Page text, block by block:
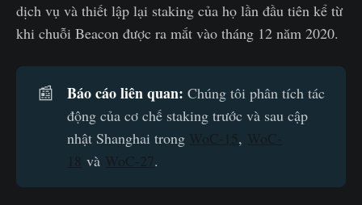
dịch vụ và thiết lập lại staking của họ lần đầu tiên kể từ
khi chuỗi Beacon được ra mắt vào tháng 12 năm 2020.
📰 Báo cáo liên quan: Chúng tôi phân tích tác
động của cơ chế staking trước và sau cập
nhật Shanghai trong WoC-15, WoC-
18 và WoC-27.